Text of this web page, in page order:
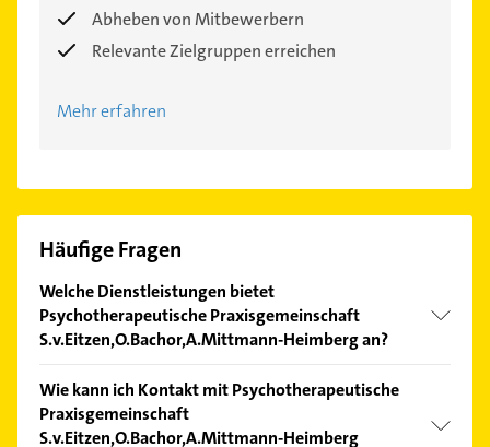
Abheben von Mitbewerbern
Relevante Zielgruppen erreichen
Mehr erfahren
Häufige Fragen
Welche Dienstleistungen bietet
Psychotherapeutische Praxisgemeinschaft
S.v.Eitzen,O.Bachor,A.Mittmann-Heimberg an?
Behandlung psychischer Störungen und Therapie.
Wie kann ich Kontakt mit Psychotherapeutische
Praxisgemeinschaft
S.v.Eitzen,O.Bachor,A.Mittmann-Heimberg